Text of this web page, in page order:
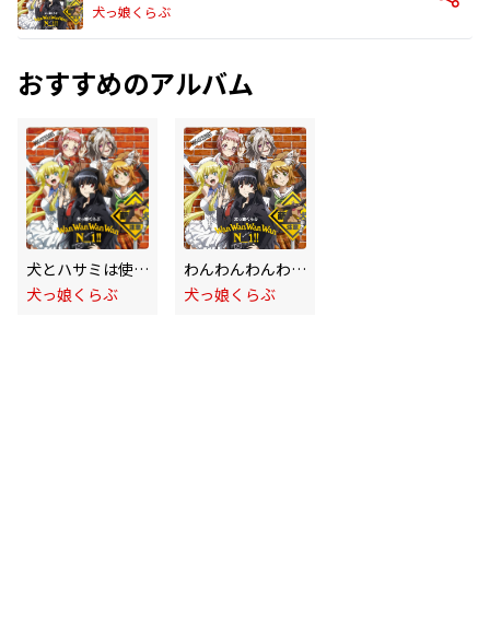
犬っ娘くらぶ
おすすめのアルバム
犬とハサミは使いよう オープニングテーマ「わんわんわんわんN_1!!」
犬っ娘くらぶ
わんわんわんわんN_1!!/TV size
犬っ娘くらぶ